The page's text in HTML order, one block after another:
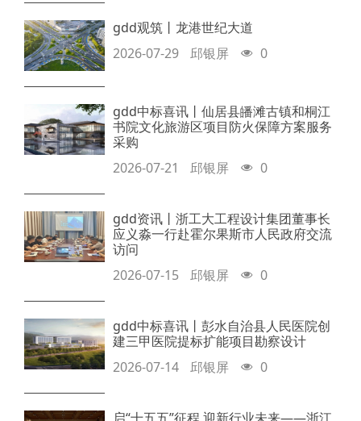
gdd观筑丨龙港世纪大道
2026-07-29
邱银屏 0
gdd中标喜讯丨仙居县皤滩古镇和桐江
书院文化旅游区项目防火保障方案服务
采购
2026-07-21
邱银屏 0
gdd资讯丨浙工大工程设计集团董事长
应义淼一行赴霍尔果斯市人民政府交流
访问
2026-07-15
邱银屏 0
gdd中标喜讯丨彭水自治县人民医院创
建三甲医院提标扩能项目勘察设计
2026-07-14
邱银屏 0